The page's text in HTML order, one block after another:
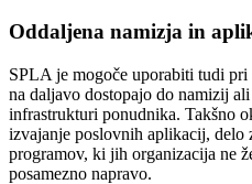
Oddaljena namizja in
SPLA je mogoče uporabiti tudi
na daljavo dostopajo do namizij
infrastrukturi ponudnika. Takšno
izvajanje poslovnih aplikacij,
programov, ki jih organizacija ne
posamezno napravo.